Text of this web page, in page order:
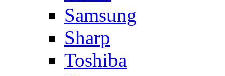
Samsung
Sharp
Toshiba